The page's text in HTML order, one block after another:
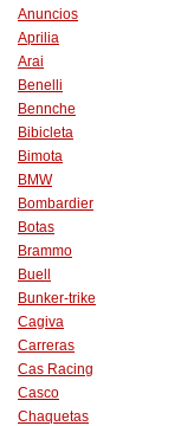
Anuncios
Aprilia
Arai
Benelli
Bennche
Bibicleta
Bimota
BMW
Bombardier
Botas
Brammo
Buell
Bunker-trike
Cagiva
Carreras
Cas Racing
Casco
Chaquetas